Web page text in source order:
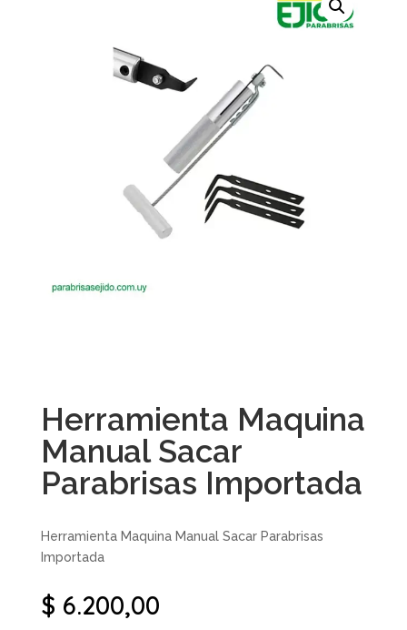
Herramienta Maquina
Manual Sacar
Parabrisas Importada
Herramienta Maquina Manual Sacar Parabrisas
Importada
$ 6.200,00